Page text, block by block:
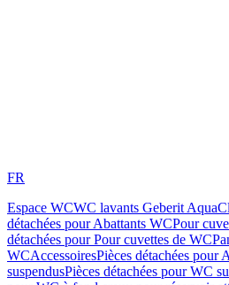
FR
Espace WCWC lavants Geberit
détachées pour Abattants WCPour
détachées pour Pour cuvettes de WC
WCAccessoiresPièces détachées pour
suspendusPièces détachées pour WC